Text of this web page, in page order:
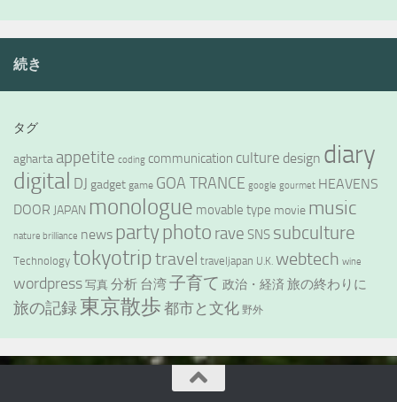
続き
タグ
agharta appetite coding communication culture design diary
digital DJ gadget game GOA TRANCE google gourmet HEAVENS
DOOR JAPAN monologue movable type movie music
nature brilliance news partyphoto rave SNS subculture
Technology tokyotriptravel traveljapan U.K. webtech wine
wordpress 写真 分析 台湾子育て 政治・経済 旅の終わりに
旅の記録東京散歩 都市と文化 野外